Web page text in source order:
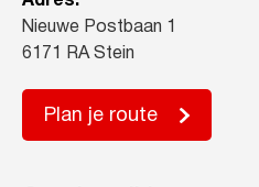
Nieuwe Postbaan 1
6171 RA Stein
Plan je route